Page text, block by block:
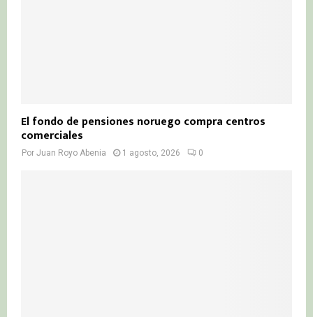
El fondo de pensiones noruego compra centros
comerciales
Por Juan Royo Abenia 1 agosto, 2026 0